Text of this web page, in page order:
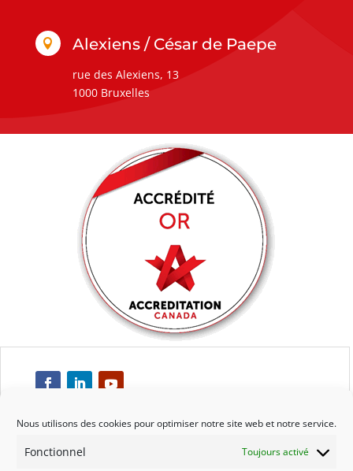
Nous utilisons des cookies pour optimiser notre site web et notre service.
Fonctionnel Toujours activé
 Alexiens / César de Paepe
rue des Alexiens, 13
1000 Bruxelles
Respect